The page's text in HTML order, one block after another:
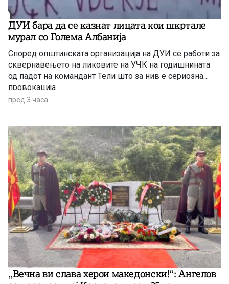
ДУИ бара да се казнат лицата кои шкртале
мурал со Голема Албанија
Според општинската организација на ДУИ се работи за
сквернавењето на ликовите на УЧК на годишнината
од падот на командант Тели што за нив е сериозна
провокација
пред 3 часа
„Вечна ви слава херои македонски!“: Ангелов